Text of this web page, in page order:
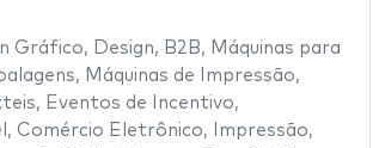
Gráfico, Design, B2B, Máquinas para
, Máquinas de Impressão,
, Eventos de Incentivo,
, Comércio Eletrônico, Impressão,